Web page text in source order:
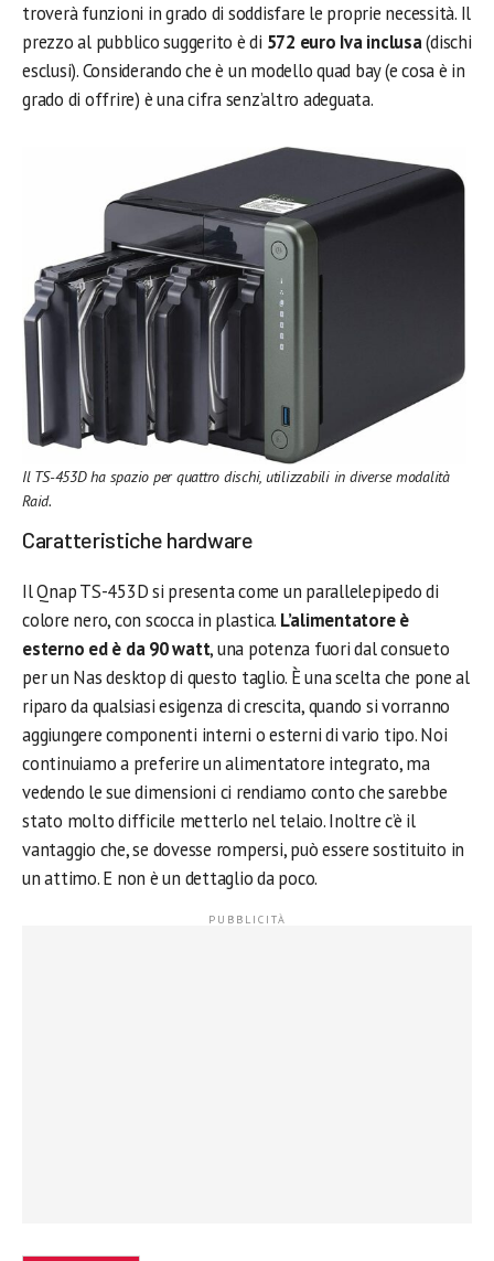
troverà funzioni in grado di soddisfare le proprie necessità. Il
prezzo al pubblico suggerito è di 572 euro Iva inclusa(dischi
esclusi). Considerando che è un modello quad bay (e cosa è in
grado di offrire) è una cifra senz’altro adeguata.
Il TS-453D ha spazio per quattro dischi, utilizzabili in diverse modalità
Raid.
Caratteristiche hardware
Il Qnap TS-453D si presenta come un parallelepipedo di
colore nero, con scocca in plastica. L’alimentatore è
esterno ed è da 90 watt, una potenza fuori dal consueto
per un Nas desktop di questo taglio. È una scelta che pone al
riparo da qualsiasi esigenza di crescita, quando si vorranno
aggiungere componenti interni o esterni di vario tipo. Noi
continuiamo a preferire un alimentatore integrato, ma
vedendo le sue dimensioni ci rendiamo conto che sarebbe
stato molto difficile metterlo nel telaio. Inoltre c’è il
vantaggio che, se dovesse rompersi, può essere sostituito in
un attimo. E non è un dettaglio da poco.